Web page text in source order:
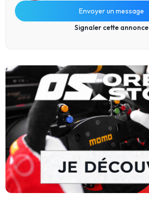
Envoyer un message
Signaler cette annonce